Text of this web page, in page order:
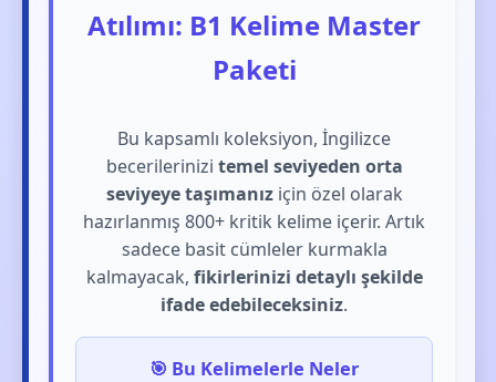
Atılımı: B1 Kelime Master
Paketi
Bu kapsamlı koleksiyon, İngilizce
becerilerinizi temel seviyeden orta
seviyeye taşımanıziçin özel olarak
hazırlanmış 800+ kritik kelime içerir. Artık
sadece basit cümleler kurmakla
kalmayacak, fikirlerinizi detaylı şekilde
ifade edebileceksiniz.
🎯 Bu Kelimelerle Neler